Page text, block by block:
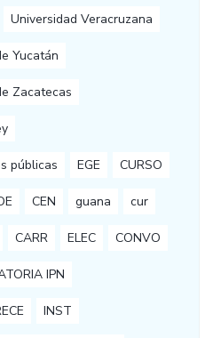
Universidad Veracruzana
Yucatán
Zacatecas
públicas EGE CURSO
CEN guana cur
CARR ELEC CONVO
IPN
INST